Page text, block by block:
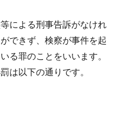
による刑事告訴がなけれ
できず、検察が事件を起
る罪のことをいいます。
は以下の通りです。